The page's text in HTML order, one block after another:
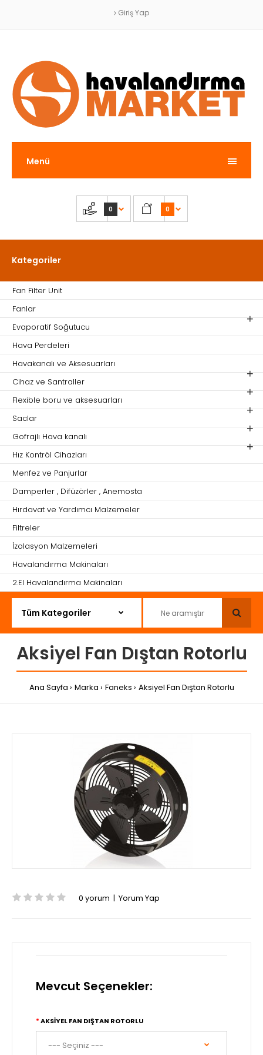
Giriş Yap
Menü
0 0
Kategoriler
Fan Filter Unit
Fanlar
Evaporatif Soğutucu
Hava Perdeleri
Havakanalı ve Aksesuarları
Cihaz ve Santraller
Flexible boru ve aksesuarları
Saclar
Gofrajlı Hava kanalı
Hız Kontröl Cihazları
Menfez ve Panjurlar
Damperler , Difüzörler , Anemosta
Hırdavat ve Yardımcı Malzemeler
Filtreler
İzolasyon Malzemeleri
Havalandırma Makinaları
2.El Havalandırma Makinaları
Aksiyel Fan Dıştan Rotorlu
Ana Sayfa Marka Faneks Aksiyel Fan Dıştan Rotorlu
0 yorum | Yorum Yap
Mevcut Seçenekler:
AKSIYEL FAN DIŞTAN ROTORLU